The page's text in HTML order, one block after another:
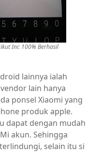
Ini: 100% Berhasil
lainnya ialah
lain hanya
ponsel Xiaomi yang
produk apple.
dapat dengan mudah
akun. Sehingga
selain itu si